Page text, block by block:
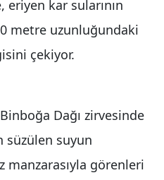
eriyen kar sularının
metre uzunluğundaki
çekiyor.
Dağı zirvesinde
süzülen suyun
manzarasıyla görenleri